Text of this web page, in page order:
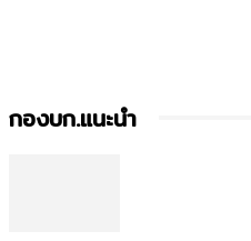
กองบก.แนะนำ